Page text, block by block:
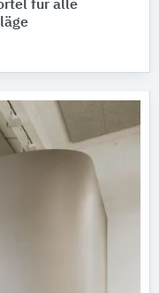
für alle